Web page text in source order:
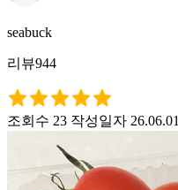
seabuck
리뷰944
조회수 23 작성일자 26.06.01